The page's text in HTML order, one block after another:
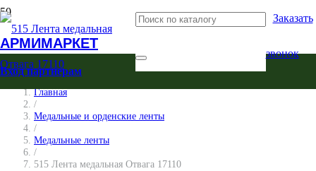
АРМИМАРКЕТ
Заказать
звонок
Вход партнерам
Главная
/
Медальные и орденские ленты
/
Медальные ленты
/
515 Лента медальная Отвага 17110